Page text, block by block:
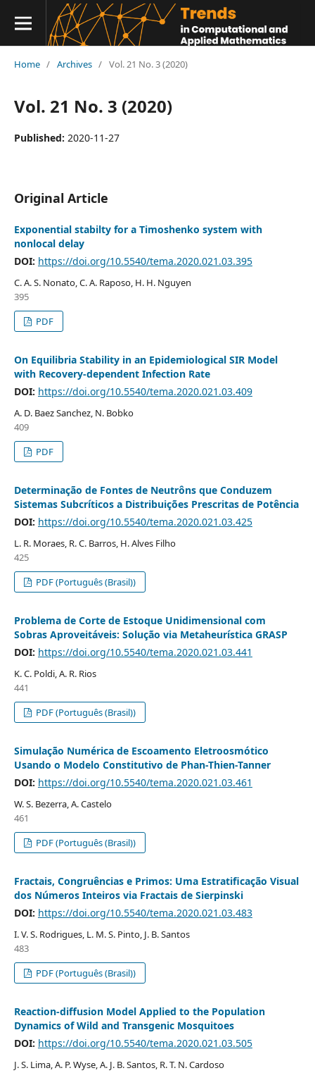
Home / Archives / Vol. 21 No. 3 (2020)
Vol. 21 No. 3 (2020)
Published: 2020-11-27
Original Article
Exponential stabilty for a Timoshenko system with
nonlocal delay
DOI: https://doi.org/10.5540/tema.2020.021.03.395
C. A. S. Nonato, C. A. Raposo, H. H. Nguyen
395
PDF
On Equilibria Stability in an Epidemiological SIR Model
with Recovery-dependent Infection Rate
DOI: https://doi.org/10.5540/tema.2020.021.03.409
A. D. Baez Sanchez, N. Bobko
409
PDF
Determinação de Fontes de Neutrôns que Conduzem
Sistemas Subcríticos a Distribuições Prescritas de Potência
DOI: https://doi.org/10.5540/tema.2020.021.03.425
L. R. Moraes, R. C. Barros, H. Alves Filho
425
PDF (Português (Brasil))
Problema de Corte de Estoque Unidimensional com
Sobras Aproveitáveis: Solução via Metaheurística GRASP
DOI: https://doi.org/10.5540/tema.2020.021.03.441
K. C. Poldi, A. R. Rios
441
PDF (Português (Brasil))
Simulação Numérica de Escoamento Eletroosmótico
Usando o Modelo Constitutivo de Phan-Thien-Tanner
DOI: https://doi.org/10.5540/tema.2020.021.03.461
W. S. Bezerra, A. Castelo
461
PDF (Português (Brasil))
Fractais, Congruências e Primos: Uma Estratificação Visual
dos Números Inteiros via Fractais de Sierpinski
DOI: https://doi.org/10.5540/tema.2020.021.03.483
I. V. S. Rodrigues, L. M. S. Pinto, J. B. Santos
483
PDF (Português (Brasil))
Reaction-diffusion Model Applied to the Population
Dynamics of Wild and Transgenic Mosquitoes
DOI: https://doi.org/10.5540/tema.2020.021.03.505
J. S. Lima, A. P. Wyse, A. J. B. Santos, R. T. N. Cardoso